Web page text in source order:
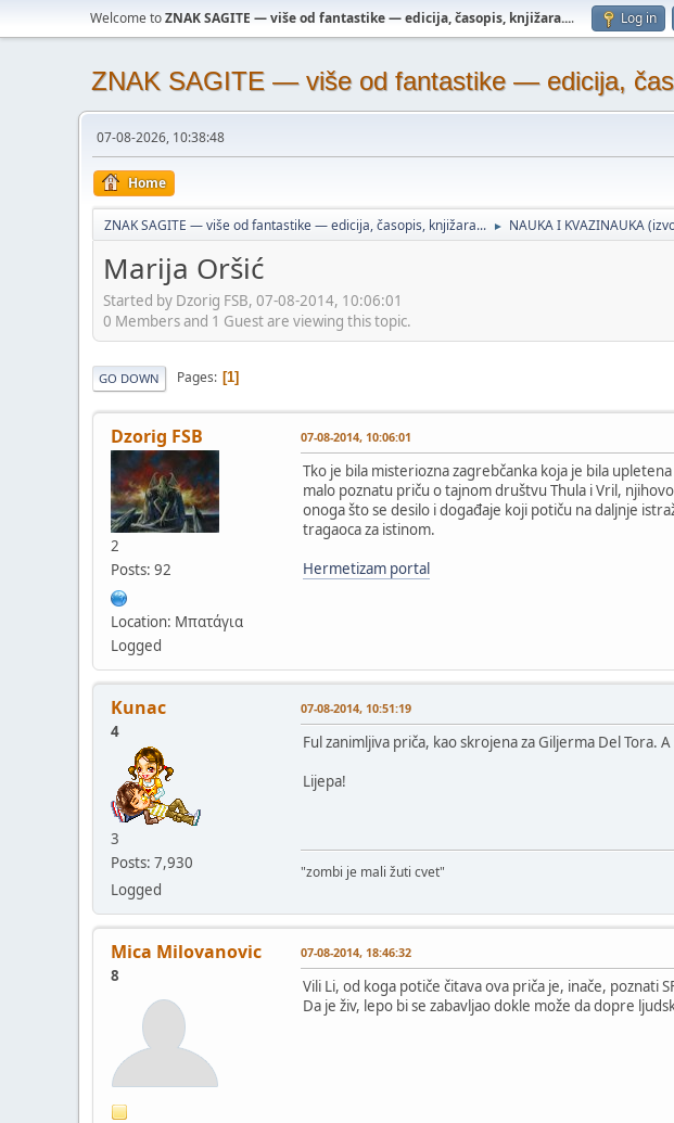
Welcome toZNAK SAGITE — više od fantastike — edicija, časopis, knjižara.... Log in
ZNAK SAGITE — više od fantastike — edicija,
07-08-2026, 10:38:48
Home
ZNAK SAGITE — više od fantastike — edicija, časopis, knjižara... ► NAUKA I KVAZINAUKA
Marija Oršić
Started by Dzorig FSB, 07-08-2014, 10:06:01
0 Members and 1 Guest are viewing this topic.
GO DOWN Pages 1
Dzorig FSB
2
Posts: 92
Location: Μπατάγια
Logged
07-08-2014, 10:06:01
Tko je bila misteriozna zagrebčanka koja je bila
malo poznatu priču o tajnom društvu Thula i Vril,
onoga što se desilo i događaje koji potiču na daljnje
tragaoca za istinom.
Hermetizam portal
Kunac
4
3
Posts: 7,930
Logged
07-08-2014, 10:51:19
Ful zanimljiva priča, kao skrojena za Giljerma Del Tora.
Lijepa!
"zombi je mali žuti cvet"
Mica Milovanovic
8
07-08-2014, 18:46:32
Vili Li, od koga potiče čitava ova priča je, inače, poznati
Da je živ, lepo bi se zabavljao dokle može da dopre